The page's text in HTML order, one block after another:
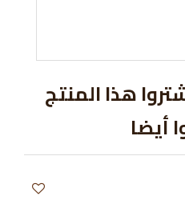
هذا المنتج
أيضا